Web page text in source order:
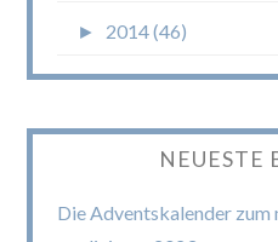
► 2014 (46)
NEUESTE
Die Adventskalender zum